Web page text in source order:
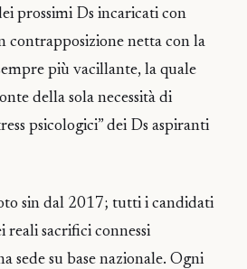
prossimi Ds incaricati con
contrapposizione netta con la
più vacillante, la quale
della sola necessità di
psicologici” dei Ds aspiranti
sin dal 2017; tutti i candidati
reali sacrifici connessi
sede su base nazionale. Ogni